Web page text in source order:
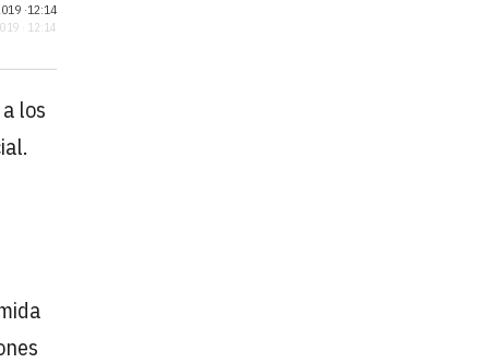
·12:14
· 12:14
los